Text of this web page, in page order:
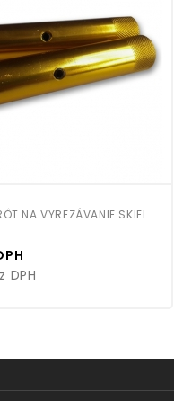
NA VYREZÁVANIE SKIEL
DPH